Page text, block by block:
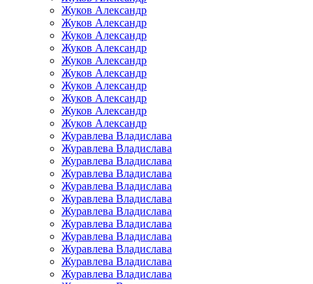
Жуков Александр
Жуков Александр
Жуков Александр
Жуков Александр
Жуков Александр
Жуков Александр
Жуков Александр
Жуков Александр
Жуков Александр
Жуков Александр
Журавлева Владислава
Журавлева Владислава
Журавлева Владислава
Журавлева Владислава
Журавлева Владислава
Журавлева Владислава
Журавлева Владислава
Журавлева Владислава
Журавлева Владислава
Журавлева Владислава
Журавлева Владислава
Журавлева Владислава